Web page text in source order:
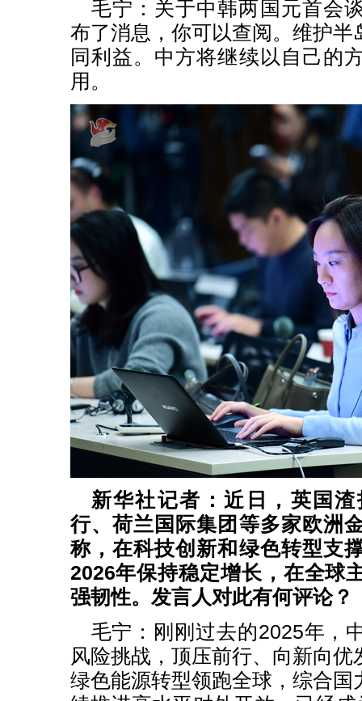
毛宁：关于中韩两国元首会
布了消息，你可以查阅。维护半
同利益。中方将继续以自己的
用。
新华社记者：近日，英国
行、荷兰国际集团等多家欧洲
称，在科技创新和绿色转型支
2026年保持稳定增长，在全球
强韧性。发言人对此有何评论？
毛宁：刚刚过去的2025年，
风险挑战，顶压前行、向新向
绿色能源转型领跑全球，综合国